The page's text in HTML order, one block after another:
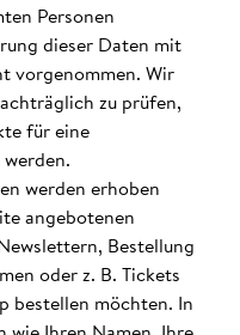
Personen
dieser Daten mit
vorgenommen. Wir
zu prüfen,
für eine
werden erhoben
angebotenen
Bestellung
oder z. B. Tickets
bestellen möchten. In